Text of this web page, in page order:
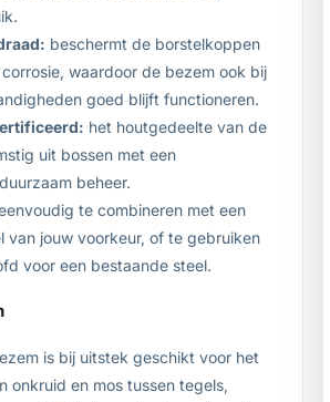
beschermt de borstelkoppen
waardoor de bezem ook bij
goed blijft functioneren.
het houtgedeelte van de
uit bossen met een
beheer.
te combineren met een
van jouw voorkeur, of te gebruiken
voor een bestaande steel.
is bij uitstek geschikt voor het
onkruid en mos tussen tegels,